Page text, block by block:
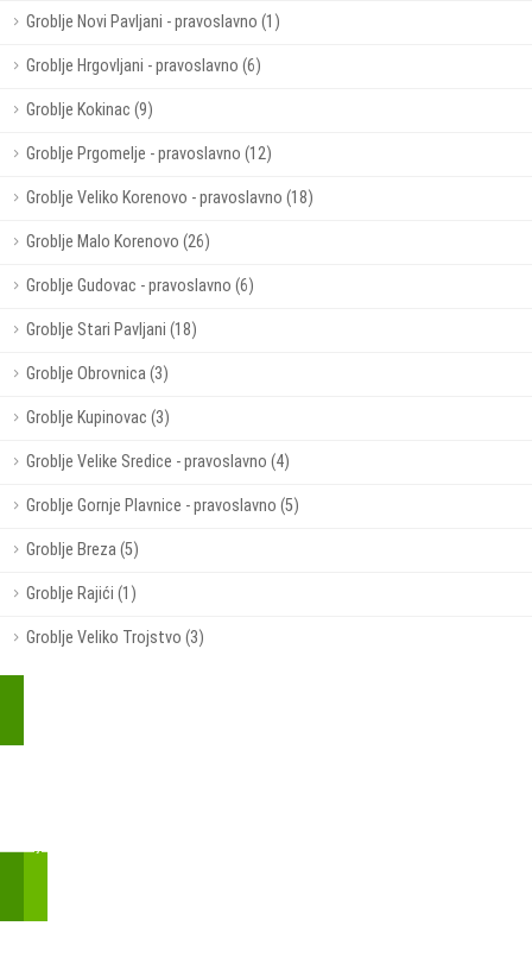
Groblje Novi Pavljani - pravoslavno (1)
Groblje Hrgovljani - pravoslavno (6)
Groblje Kokinac (9)
Groblje Prgomelje - pravoslavno (12)
Groblje Veliko Korenovo - pravoslavno (18)
Groblje Malo Korenovo (26)
Groblje Gudovac - pravoslavno (6)
Groblje Stari Pavljani (18)
Groblje Obrovnica (3)
Groblje Kupinovac (3)
Groblje Velike Sredice - pravoslavno (4)
Groblje Gornje Plavnice - pravoslavno (5)
Groblje Breza (5)
Groblje Rajići (1)
Groblje Veliko Trojstvo (3)